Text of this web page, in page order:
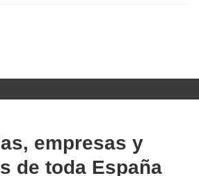
empresas y
de toda España